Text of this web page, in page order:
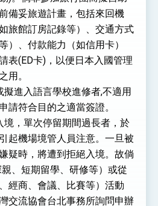
備妥旅遊計畫，包括來回機
旅館訂房記錄等）、交通方式
）、付款能力（如信用卡）
表(ED卡)，以便日本入國管理
用。
擬進入語言學校進修者,不適用
請符合目的之適當簽證。
境，單次停留期間過長者，於
起機場境管人員注意。一旦被
疑時，將遭到拒絕入境。故倘
、短期留學、研修等）或從
經商、會議、比賽等）活動
交流協會台北事務所詢問申辦